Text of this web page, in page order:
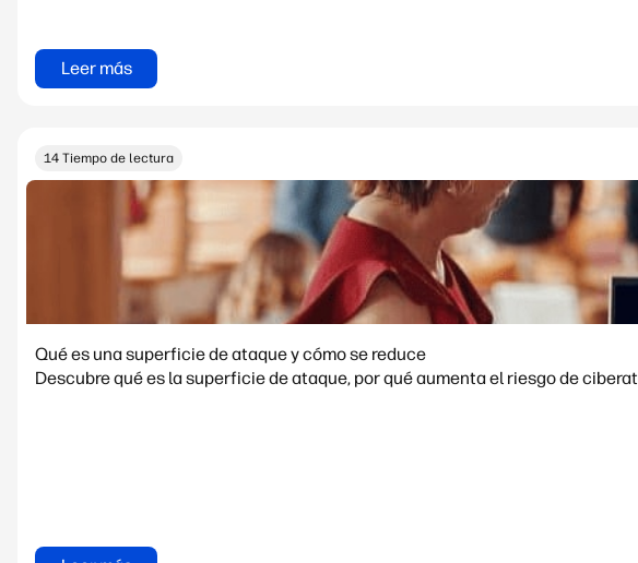
Leer más
14 Tiempo de lectura
Qué es una superficie de ataque y cómo se reduce
Descubre qué es la superficie de ataque, por qué aumenta el riesgo de